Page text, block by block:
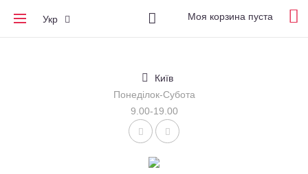
Понеділок-Субота
9.00-19.00
Укр
Київ
Моя корзина пуста